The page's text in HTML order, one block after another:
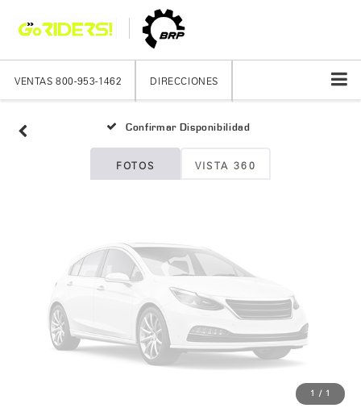
VENTAS 800-953-1462 DIRECCIONES
Confirmar Disponibilidad
FOTOS VISTA 360
Fotos No
Disponibles
Por favor, revise luego
1 / 1